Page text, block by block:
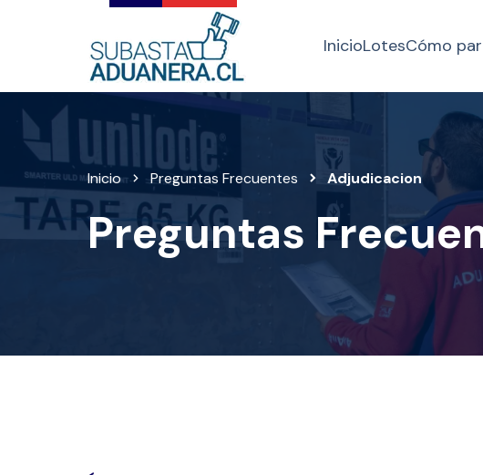
InicioLotesCómo
Inicio Preguntas Frecuentes Adjudicacion
Preguntas